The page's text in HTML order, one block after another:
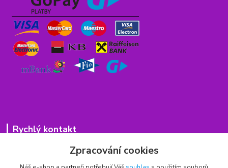
Rychlý kontakt
Po - Pá 9,00 - 15,00 hod.
Zpracování cookies